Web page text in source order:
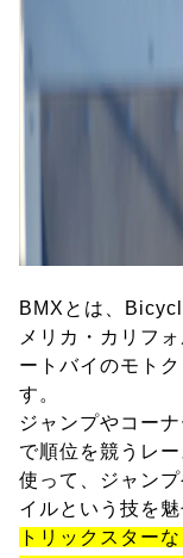
BMXとは、
メリカ・カリフ
ートバイのモト
す。
ジャンプやコー
で順位を競うレ
使って、ジャン
イルという技を
トリックスター